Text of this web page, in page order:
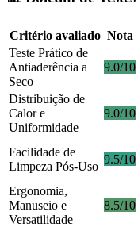
Critério avaliado Nota
Teste Prático de
Antiaderência a
Seco
9.0/10
Distribuição de
Calor e
Uniformidade
9.0/10
Facilidade de
Limpeza Pós-Uso
9.5/10
Ergonomia,
Manuseio e
Versatilidade
8.5/10